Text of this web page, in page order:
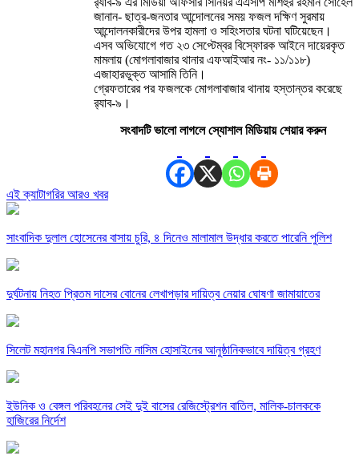
জানান- ছাত্র-জনতার আন্দোলনের সময় ফজল দক্ষিণ সুরমায়
আন্দোলনকারীদের উপর হামলা ও সহিংসতার ঘটনা ঘটিয়েছেন।
এসব অভিযোগে গত ২৩ সেপ্টেম্বর বিস্ফোরক আইনে দায়েরকৃত
মামলায় (মোগলাবাজার থানার এফআইআর নং- ১১/১১৮)
এজাহারভুক্ত আসামি তিনি।
গ্রেফতারের পর ফজলকে মোগলাবাজার থানায় হস্তান্তর করেছে
র‍‍্যাব-৯।
সংবাদটি ভালো লাগলে স্যোশাল মিডিয়ায় শেয়ার করুন
এই ক্যাটাগরির আরও খবর
সাংবাদিক দুলাল হোসেনের বাসায় চুরি, ৪ দিনেও মালামাল উদ্ধার করতে পারেনি পুলিশ
দুর্ঘটনায় নিহত প্রিতম দাসের বোনের লেখাপড়ার দায়িত্ব নেয়ার ঘোষণা জামায়াতের
সিলেট মহানগর বিএনপি সভাপতি নাসিম হোসাইনের আনুষ্ঠানিকভাবে দায়িত্ব গ্রহণ
ইউনিক ও বেঙ্গল পরিবহনের সেই দুই বাসের রেজিস্ট্রেশন বাতিল, মালিক-চালককে
হাজিরের নির্দেশ